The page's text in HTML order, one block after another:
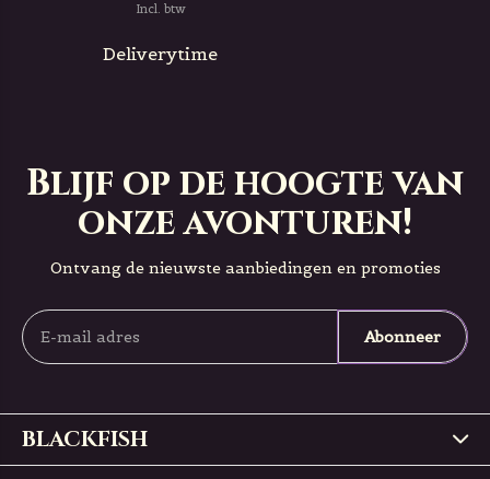
Incl. btw
Deliverytime
Blijf op de hoogte van
onze avonturen!
Ontvang de nieuwste aanbiedingen en promoties
Abonneer
BLACKFISH